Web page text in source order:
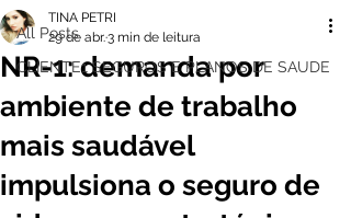
All Posts
CLIENTE1 SEGUROS E PLANOS DE SAUDE
NR-1: demanda por
ambiente de trabalho
mais saudável
impulsiona o seguro de
TINA PETRI
29 de abr.3 min de leitura